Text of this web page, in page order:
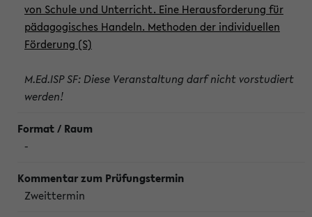
von Schule und Unterricht. Eine Herausforderung für
pädagogisches Handeln. Methoden der individuellen
Förderung (S)
M.Ed.ISP SF: Diese Veranstaltung darf nicht vorstudiert
werden!
-
Zweittermin